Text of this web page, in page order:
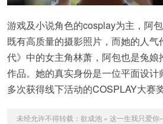
游戏及小说角色的cosplay为主，阿
既有高质量的摄影照片，而她的人
代》中的女主角林萧，阿包也是兔
作品。她的真实身份是一位平面设计
多次获得线下活动的COSPLAY大赛奖
未经允许不得转载： 欲成池 » 这一生我只爱